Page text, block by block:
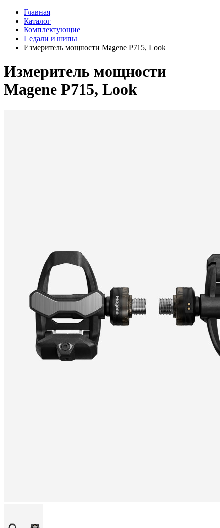
Главная
Каталог
Комплектующие
Педали и шипы
Измеритель мощности Magene P715, Look
Измеритель мощности
Magene P715, Look